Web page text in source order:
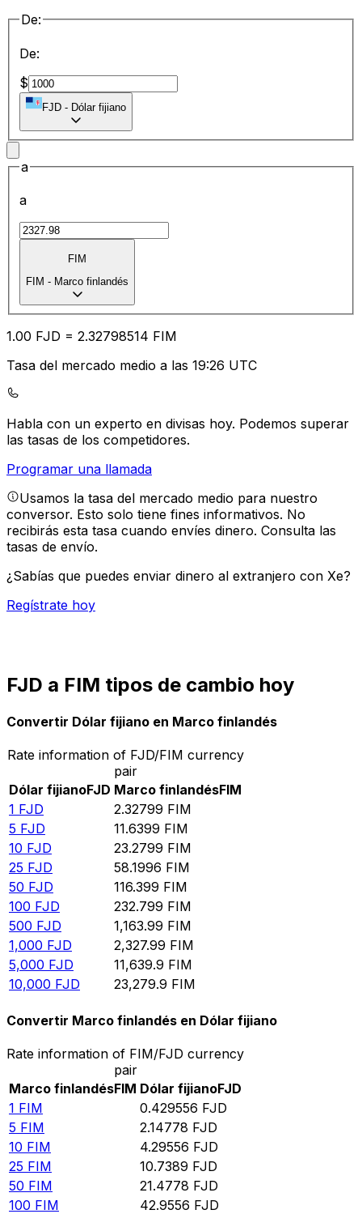
De:
De:
$
FJD - Dólar fijiano
a
a
FIM
FIM - Marco finlandés
1.00 FJD = 2.32798514 FIM
Tasa del mercado medio a las 19:26 UTC
Habla con un experto en divisas hoy. Podemos superar
las tasas de los competidores.
Programar una llamada
Usamos la tasa del mercado medio para nuestro
conversor. Esto solo tiene fines informativos. No
recibirás esta tasa cuando envíes dinero. Consulta las
tasas de envío.
¿Sabías que puedes enviar dinero al extranjero con Xe?
Regístrate hoy
FJD a FIM tipos de cambio hoy
Convertir Dólar fijiano en Marco finlandés
Rate information of FJD/FIM currency
pair
Dólar fijianoFJD Marco finlandésFIM
1 FJD 2.32799 FIM
5 FJD 11.6399 FIM
10 FJD 23.2799 FIM
25 FJD 58.1996 FIM
50 FJD 116.399 FIM
100 FJD 232.799 FIM
500 FJD 1,163.99 FIM
1,000 FJD 2,327.99 FIM
5,000 FJD 11,639.9 FIM
10,000 FJD 23,279.9 FIM
Convertir Marco finlandés en Dólar fijiano
Rate information of FIM/FJD currency
pair
Marco finlandésFIM Dólar fijianoFJD
1 FIM 0.429556 FJD
5 FIM 2.14778 FJD
10 FIM 4.29556 FJD
25 FIM 10.7389 FJD
50 FIM 21.4778 FJD
100 FIM 42.9556 FJD